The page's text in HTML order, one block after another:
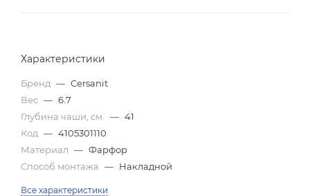
Характеристики
Бренд — Cersanit
Вес — 6.7
Глубина чаши, см.
— 41
Код — 4105301110
Материал — Фарфор
Способ монтажа — Накладной
Все характеристики